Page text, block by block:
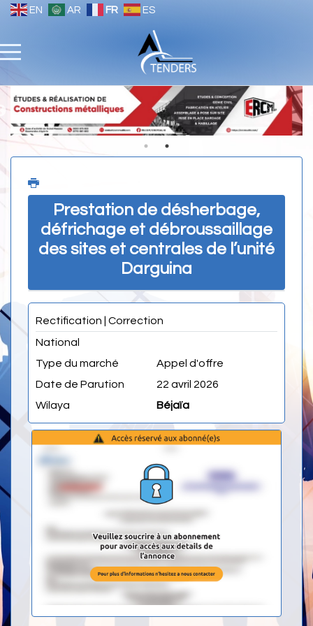
EN AR FR ES
Prestation de désherbage,
défrichage et débroussaillage
des sites et centrales de l’unité
Darguina
Rectification | Correction
National
Type du marché
Appel d'offre
Date de Parution
22 avril 2026
Wilaya
Béjaïa